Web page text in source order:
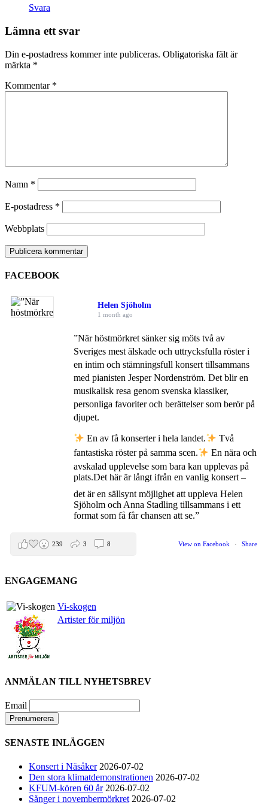
Svara
Lämna ett svar
Din e-postadress kommer inte publiceras. Obligatoriska fält är
märkta *
Kommentar *
Namn *
E-postadress *
Webbplats
FACEBOOK
Helen Sjöholm
1 month ago
”När höstmörkret sänker sig möts två av
Sveriges mest älskade och uttrycksfulla röster i
en intim och stämningsfull konsert tillsammans
med pianisten Jesper Nordenström. Det blir en
musikalisk resa genom svenska klassiker,
personliga favoriter och berättelser som berör på
djupet.
En av få konserter i hela landet.
Två
fantastiska röster på samma scen.
En nära och
avskalad upplevelse som bara kan upplevas på
plats.Det här är långt ifrån en vanlig konsert –
det är en sällsynt möjlighet att uppleva Helen
Sjöholm och Anna Stadling tillsammans i ett
format som få får chansen att se.”
View on Facebook · Share
239 3 8
Den 5 juni blir det skön konsert med Nimbus på
Ruben Granditsky och de är för kvällen
82
Helen Sjöholm
2 months ago
Hurra!!
ENGAGEMANG
Vi-skogen
Artister för miljön
ANMÄLAN TILL NYHETSBREV
Email
SENASTE INLÄGGEN
Konsert i Näsåker 2026-07-02
Den stora klimatdemonstrationen 2026-07-02
KFUM-kören 60 år 2026-07-02
Sånger i novembermörkret 2026-07-02